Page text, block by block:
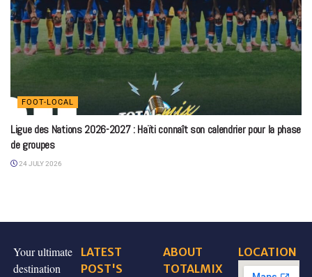
FOOT-LOCAL
Ligue des Nations 2026-2027 : Haïti connaît son calendrier pour la phase
de groupes
24 JULY 2026
Your ultimate
destination
LATEST
POST'S
ABOUT
TOTALMIX
LOCATION